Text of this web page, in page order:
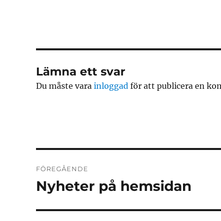
Lämna ett svar
Du måste varainloggad för att publicera en
FÖREGÅENDE
Föregående
Nyheter på hemsidan